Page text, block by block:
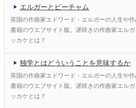
エルガーとビーチャム
英国の作曲家エドワード・エルガーの人生や
書籍のウエブサイト版。遅咲きの作曲家エル
ッカケとは？
独学とはどういうことを意味するか
英国の作曲家エドワード・エルガーの人生や
書籍のウエブサイト版。遅咲きの作曲家エル
ッカケとは？